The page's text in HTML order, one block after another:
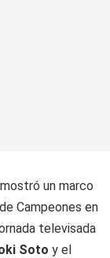
un marco
Campeones en
televisada
Soto y el